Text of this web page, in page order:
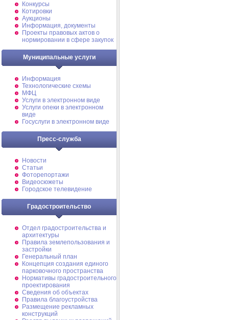
Конкурсы
Котировки
Аукционы
Информация, документы
Проекты правовых актов о
нормировании в сфере закупок
Муниципальные услуги
Информация
Технологические схемы
МФЦ
Услуги в электронном виде
Услуги опеки в электронном
виде
Госуслуги в электронном виде
Пресс-служба
Новости
Статьи
Фоторепортажи
Видеосюжеты
Городское телевидение
Градостроительство
Отдел градостроительства и
архитектуры
Правила землепользования и
застройки
Генеральный план
Концепция создания единого
парковочного пространства
Нормативы градостроительного
проектирования
Сведения об объектах
Правила благоустройства
Размещение рекламных
конструкций